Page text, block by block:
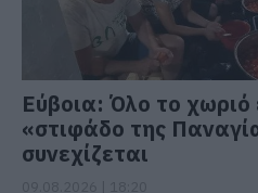
Εύβοια: Όλο το χωριό
«στιφάδο της
συνεχίζεται